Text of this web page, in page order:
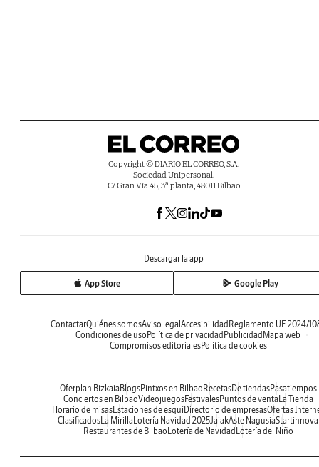
Copyright © DIARIO EL CORREO, S.A.
Sociedad Unipersonal.
C/ Gran Vía 45, 3ª planta, 48011 Bilbao
Descargar la app
App Store Google Play
ContactarQuiénes somosAviso legal Accesibilidad Reglamento UE 2024/
Condiciones de uso Política de privacidad Publicidad Mapa web
Compromisos editorialesPolítica de cookies
Oferplan Bizkaia BlogsPintxos en Bilbao RecetasDe tiendasPasatiempos
Conciertos en BilbaoVideojuegosFestivalesPuntos de venta La Tienda
Horario de misasEstaciones de esquíDirectorio de empresasOfertas
ClasificadosLa Mirilla Lotería Navidad 2025JaiakAste NagusiaStartinnova
Restaurantes de Bilbao Lotería de Navidad Lotería del Niño